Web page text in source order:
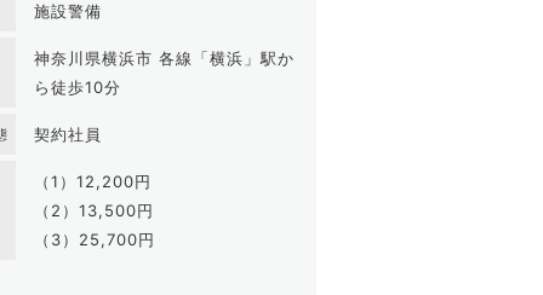
施設警備
神奈川県横浜市 各線「横浜」駅か
ら徒歩10分
契約社員
（1）12,200円
（2）13,500円
（3）25,700円